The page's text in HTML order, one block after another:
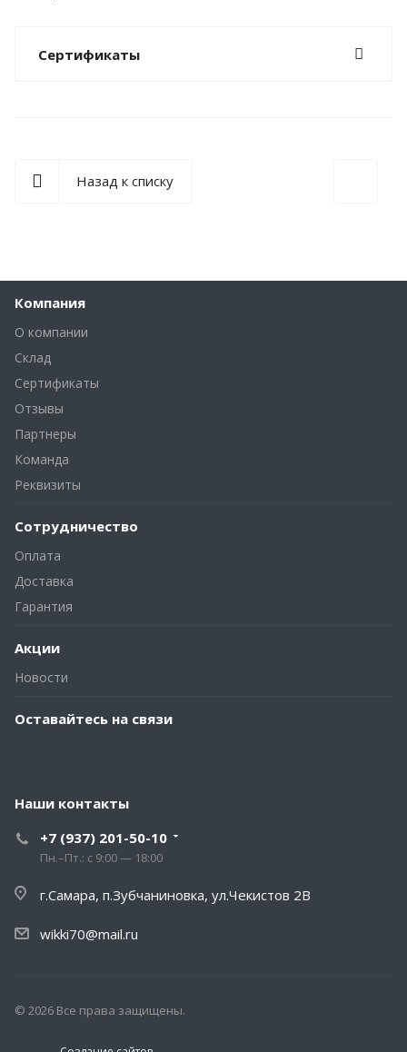
Сертификаты
Назад к списку
Компания
О компании
Склад
Сертификаты
Отзывы
Партнеры
Команда
Реквизиты
Сотрудничество
Оплата
Доставка
Гарантия
Акции
Новости
Оставайтесь на связи
Наши контакты
+7 (937) 201-50-10
Пн.–Пт.: с 9:00 — 18:00
г.Самара, п.Зубчаниновка, ул.Чекистов 2В
wikki70@mail.ru
© 2026 Все права защищены.